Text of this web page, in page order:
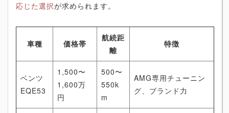
応じた選択が求められます。
車種 価格帯
航続距
離
特徴
ベンツ
EQE53
1,500〜
1,600万
円
500〜
550k
m
AMG専用チューニン
グ、ブランド力